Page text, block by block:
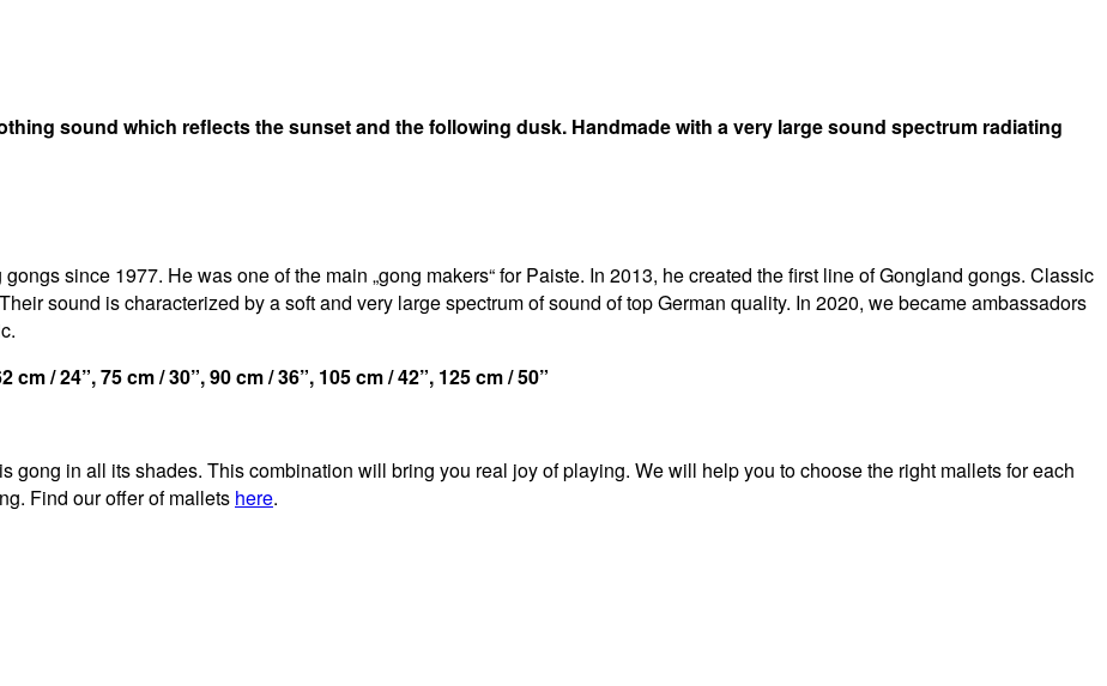
sound which reflects the sunset and the following dusk. Handmade with a very large sound spectrum radiating
since 1977. He was one of the main „gong makers“ for Paiste. In 2013, he created the first line of Gongland gongs. Classic
sound is characterized by a soft and very large spectrum of sound of top German quality. In 2020, we became ambassadors
cm / 24”, 75 cm / 30”, 90 cm / 36”, 105 cm / 42”, 125 cm / 50”
gong in all its shades. This combination will bring you real joy of playing. We will help you to choose the right mallets for each
Find our offer of mallets here.